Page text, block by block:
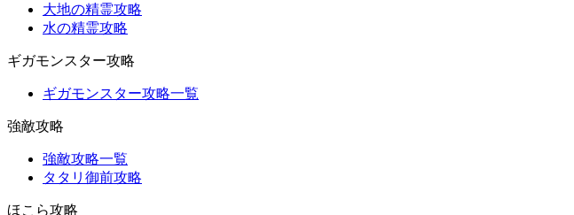
大地の精霊攻略
水の精霊攻略
ギガモンスター攻略
ギガモンスター攻略一覧
強敵攻略
強敵攻略一覧
タタリ御前攻略
ほこら攻略